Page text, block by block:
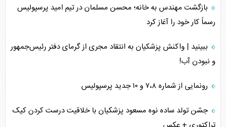
بازگشت مهندس به خانه؛ محسن مسلمان در تیم امید پرسپولیس
رسماً کار خود را آغاز کرد
ببینید | واکنش پزشکیان به انتقاد مجری از گرمای دفتر رئیس‌جمهور
و نبودن آب!
رونمایی از شماره ۷،۸ و ۱۰ جدید پرسپولیس
جشن تولد ساده نوه مسعود پزشکیان با خلاقیت درست کردن کیک